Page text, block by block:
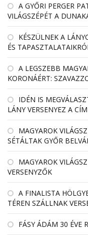
A GYŐRI PERGER
VILÁGSZÉPÉT A
KÉSZÜLNEK A
ÉS
A LEGSZEBB
KORONÁÉRT:
IDÉN IS
LÁNY VERSENYEZ A
MAGYAROK
SÉTÁLTAK GYŐR
MAGYAROK
VERSENYZŐK
A FINALISTA
TÉREN SZÁLLNAK
FÁSY ÁDÁM 30 ÉVE